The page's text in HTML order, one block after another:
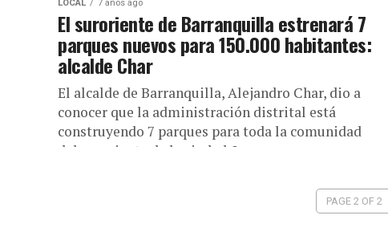
LOCAL 7 años ago
El suroriente de Barranquilla estrenará 7
parques nuevos para 150.000 habitantes:
alcalde Char
El alcalde de Barranquilla, Alejandro Char, dio a
conocer que la administración distrital está
construyendo 7 parques para toda la comunidad
del suroriente de la ciudad. Las...
PAGE 2 OF 2